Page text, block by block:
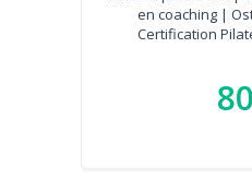
en coaching |
Certification